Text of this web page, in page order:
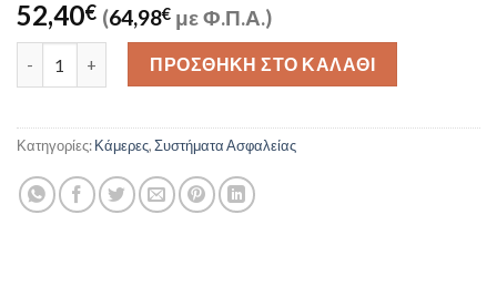
52,40€ (64,98€ με Φ.Π.Α.)
DS-2CE16H0T-ITPFS 2.8 ποσότητα
ΠΡΟΣΘΉΚΗ ΣΤΟ ΚΑΛΆΘΙ
Κατηγορίες:Κάμερες,Συστήματα Ασφαλείας